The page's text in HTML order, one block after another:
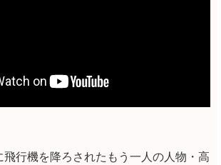
行機を降ろされたもう一人の人物・高